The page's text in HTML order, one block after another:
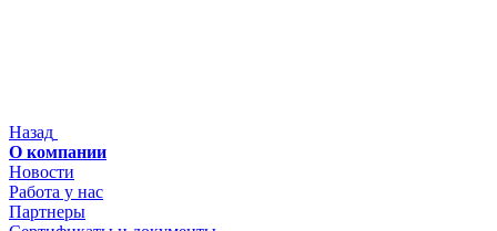
Назад
О компании
Новости
Работа у нас
Партнеры